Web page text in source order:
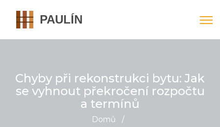
Chyby při rekonstrukci bytu: Jak
se vyhnout překročení rozpočtu
a termínů
Domů
/